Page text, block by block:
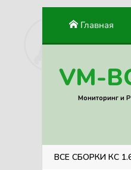
Главная
VM-
Мониторинг и
ВСЕ СБОРКИ КС